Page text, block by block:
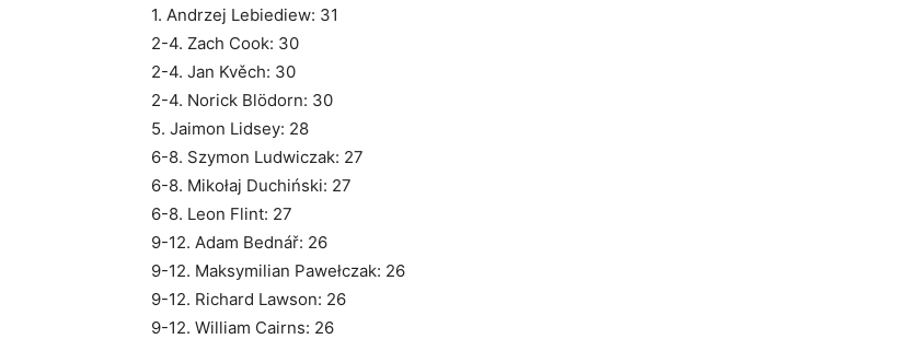
1. Andrzej Lebiediew: 31
2-4. Zach Cook: 30
2-4. Jan Kvěch: 30
2-4. Norick Blödorn: 30
5. Jaimon Lidsey: 28
6-8. Szymon Ludwiczak: 27
6-8. Mikołaj Duchiński: 27
6-8. Leon Flint: 27
9-12. Adam Bednář: 26
9-12. Maksymilian Pawełczak: 26
9-12. Richard Lawson: 26
9-12. William Cairns: 26